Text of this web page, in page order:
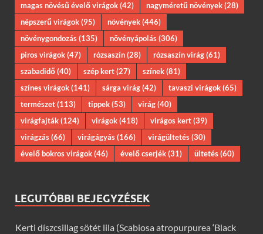
magas növésű évelő virágok(42) nagyméretű növények(28)
népszerű virágok(95) növények(446)
növénygondozás(135) növényápolás(306)
piros virágok(47) rózsaszín(28) rózsaszín virág(61)
szabadidő(40) szép kert(27) színek(81)
színes virágok(141) sárga virág(42) tavaszi virágok(65)
természet(113) tippek(53) virág(40)
virágfajták(124) virágok(418) virágos kert(39)
virágzás(66) virágágyás(166) virágültetés(30)
évelő bokros virágok(46) évelő cserjék(31) ültetés(60)
LEGUTÓBBI BEJEGYZÉSEK
Kerti díszcsillag sötét lila (Scabiosa atropurpurea ‘Black